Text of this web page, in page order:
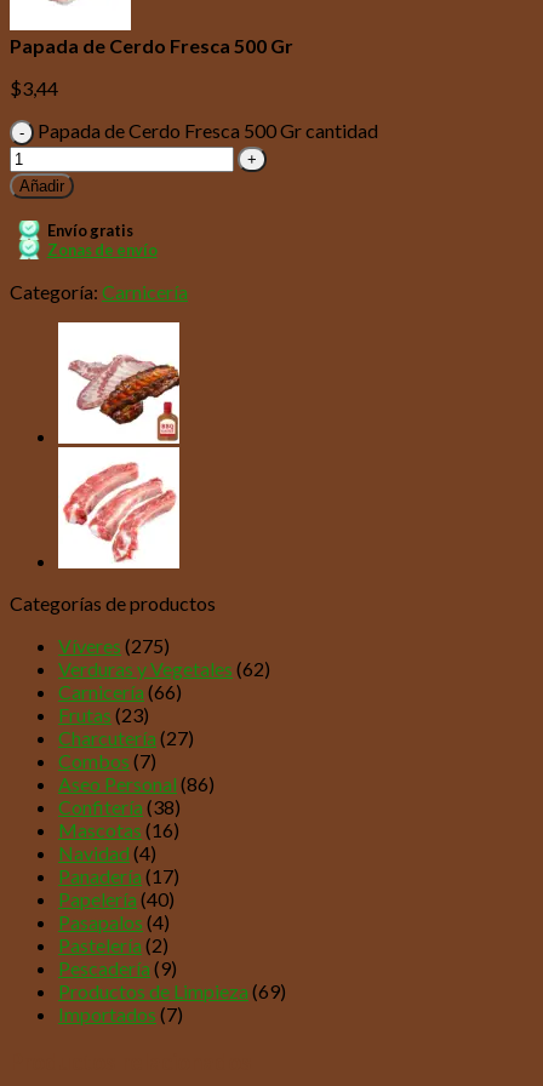
Papada de Cerdo Fresca 500 Gr
$3,44
Papada de Cerdo Fresca 500 Gr cantidad
Añadir
Envío gratis
Zonas de envío
Categoría: Carnicería
Categorías de productos
Víveres (275)
Verduras y Vegetales (62)
Carnicería (66)
Frutas (23)
Charcutería (27)
Combos (7)
Aseo Personal (86)
Confitería (38)
Mascotas (16)
Navidad (4)
Panadería (17)
Papelería (40)
Pasapalos (4)
Pastelería (2)
Pescadería (9)
Productos de Limpieza (69)
Importados (7)